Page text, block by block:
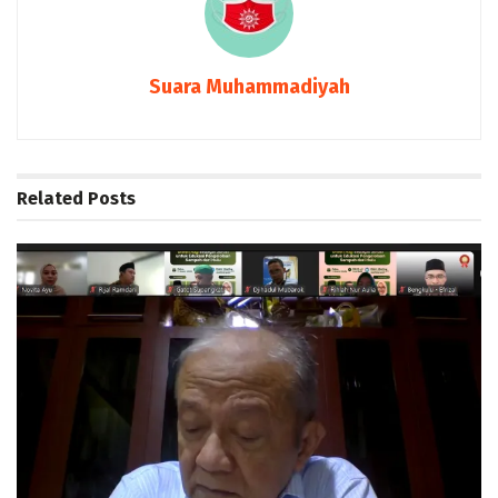
Suara Muhammadiyah
Related Posts